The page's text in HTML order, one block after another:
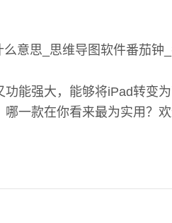
功能强大，能够将iPad转变
哪一款在你看来最为实用？